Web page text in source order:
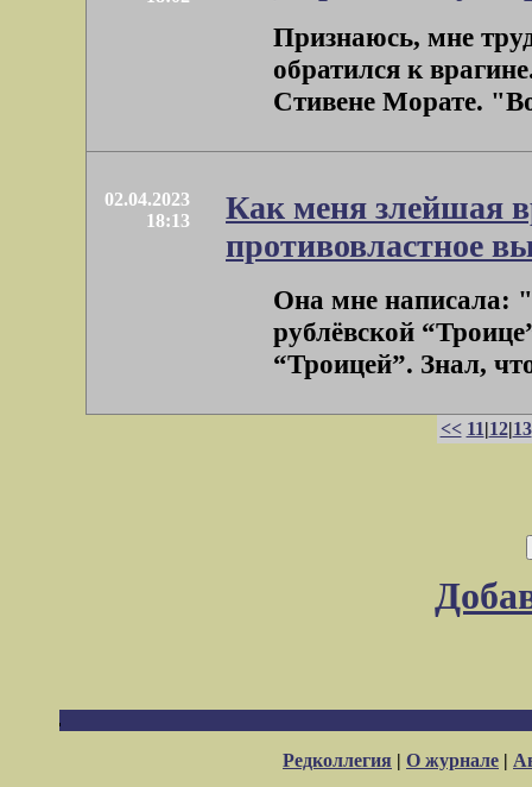
Признаюсь, мне
обратился к
Стивене Морате.
02.04.2023
18:13
Как меня злейшая
противовластное
Она мне написала:
рублёвской
“Троицей”. Знал,
<< 11|12|13
Редколлегия | О журнале |